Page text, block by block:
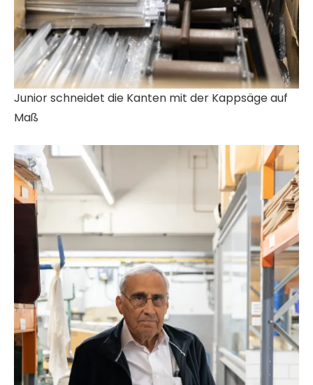
Junior schneidet die Kanten mit der Kappsäge auf
Maß